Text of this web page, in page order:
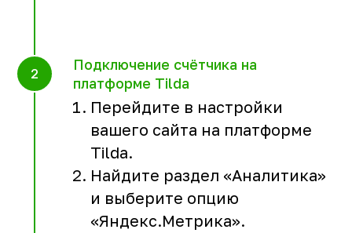
Подключение счётчика на
платформе Tilda
Перейдите в настройки
вашего сайта на платформе
Tilda.
Найдите раздел «Аналитика»
и выберите опцию
«Яндекс.Метрика».